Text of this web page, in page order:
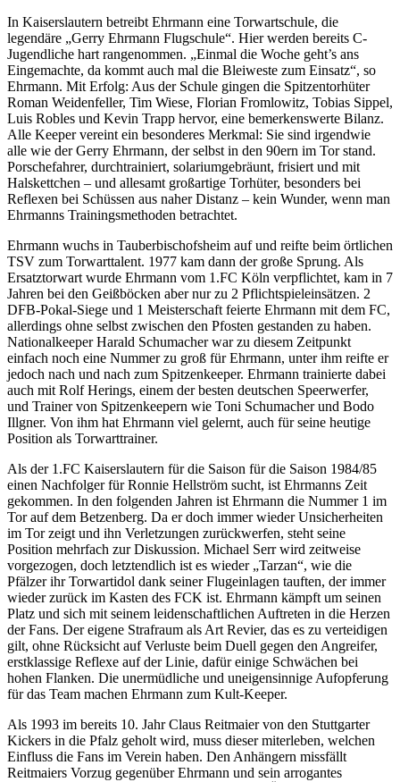
In Kaiserslautern betreibt Ehrmann eine Torwartschule, die
legendäre „Gerry Ehrmann Flugschule“. Hier werden bereits C-
Jugendliche hart rangenommen. „Einmal die Woche geht’s ans
Eingemachte, da kommt auch mal die Bleiweste zum Einsatz“, so
Ehrmann. Mit Erfolg: Aus der Schule gingen die Spitzentorhüter
Roman Weidenfeller, Tim Wiese, Florian Fromlowitz, Tobias Sippel,
Luis Robles und Kevin Trapp hervor, eine bemerkenswerte Bilanz.
Alle Keeper vereint ein besonderes Merkmal: Sie sind irgendwie
alle wie der Gerry Ehrmann, der selbst in den 90ern im Tor stand.
Porschefahrer, durchtrainiert, solariumgebräunt, frisiert und mit
Halskettchen – und allesamt großartige Torhüter, besonders bei
Reflexen bei Schüssen aus naher Distanz – kein Wunder, wenn man
Ehrmanns Trainingsmethoden betrachtet.
Ehrmann wuchs in Tauberbischofsheim auf und reifte beim örtlichen
TSV zum Torwarttalent. 1977 kam dann der große Sprung. Als
Ersatztorwart wurde Ehrmann vom 1.FC Köln verpflichtet, kam in 7
Jahren bei den Geißböcken aber nur zu 2 Pflichtspieleinsätzen. 2
DFB-Pokal-Siege und 1 Meisterschaft feierte Ehrmann mit dem FC,
allerdings ohne selbst zwischen den Pfosten gestanden zu haben.
Nationalkeeper Harald Schumacher war zu diesem Zeitpunkt
einfach noch eine Nummer zu groß für Ehrmann, unter ihm reifte er
jedoch nach und nach zum Spitzenkeeper. Ehrmann trainierte dabei
auch mit Rolf Herings, einem der besten deutschen Speerwerfer,
und Trainer von Spitzenkeepern wie Toni Schumacher und Bodo
Illgner. Von ihm hat Ehrmann viel gelernt, auch für seine heutige
Position als Torwarttrainer.
Als der 1.FC Kaiserslautern für die Saison für die Saison 1984/85
einen Nachfolger für Ronnie Hellström sucht, ist Ehrmanns Zeit
gekommen. In den folgenden Jahren ist Ehrmann die Nummer 1 im
Tor auf dem Betzenberg. Da er doch immer wieder Unsicherheiten
im Tor zeigt und ihn Verletzungen zurückwerfen, steht seine
Position mehrfach zur Diskussion. Michael Serr wird zeitweise
vorgezogen, doch letztendlich ist es wieder „Tarzan“, wie die
Pfälzer ihr Torwartidol dank seiner Flugeinlagen tauften, der immer
wieder zurück im Kasten des FCK ist. Ehrmann kämpft um seinen
Platz und sich mit seinem leidenschaftlichen Auftreten in die Herzen
der Fans. Der eigene Strafraum als Art Revier, das es zu verteidigen
gilt, ohne Rücksicht auf Verluste beim Duell gegen den Angreifer,
erstklassige Reflexe auf der Linie, dafür einige Schwächen bei
hohen Flanken. Die unermüdliche und uneigensinnige Aufopferung
für das Team machen Ehrmann zum Kult-Keeper.
Als 1993 im bereits 10. Jahr Claus Reitmaier von den Stuttgarter
Kickers in die Pfalz geholt wird, muss dieser miterleben, welchen
Einfluss die Fans im Verein haben. Den Anhängern missfällt
Reitmaiers Vorzug gegenüber Ehrmann und sein arrogantes